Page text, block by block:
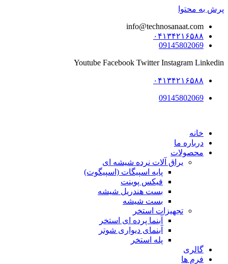
پرش به محتوا
info@technosanaat.com
۰۴۱۳۴۲۱۶۵۸۸
09145802069
Youtube Facebook Twitter Instagram Linkedin
۰۴۱۳۴۲۱۶۵۸۸
09145802069
خانه
درباره ما
محصولات
یراق آلات نرده شیشه ای
پایه اسپیگات (اسپیگوت)
فیکس پوینت
بست هندریل شیشه
بست شیشه
تجهیزات استخر
آبنما پرده ای استخر
آبنمای دیواری شوتر
پله استخر
گالری
فرم ها